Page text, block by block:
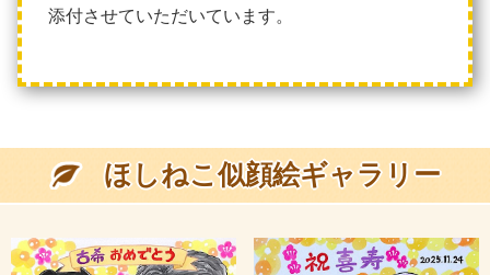
添付させていただいています。
ほしねこ似顔絵ギャラリー